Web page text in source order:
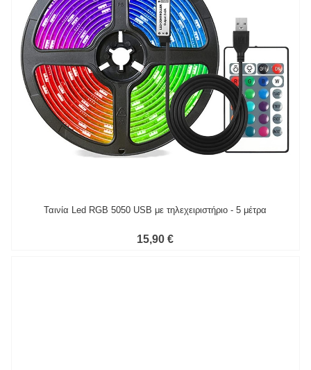
Ταινία Led RGB 5050 USB με τηλεχειριστήριο - 5 μέτρα
15,90 €